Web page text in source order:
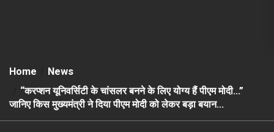
Home
News
“करप्शन यूनिवर्सिटी के चांसलर बनने के लिए योग्य हैं पीएम मोदी…”
जानिए किस मुख्यमंत्री ने दिया पीएम मोदी को लेकर बड़ा बयान…